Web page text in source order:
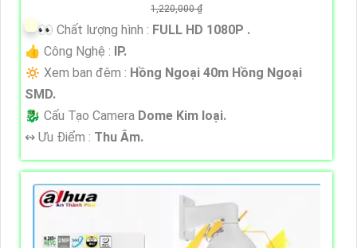
1,220,000 ₫
️👀 Chất lượng hình : FULL HD 1080P .
👍 Công Nghệ : IP.
🔅 Xem ban đêm : Hồng Ngoại 40m Hồng Ngoại
SMD.
🐉️ Cấu Tạo Camera Dome Kim loại.
️↭ Ưu Điểm : Thu Âm.